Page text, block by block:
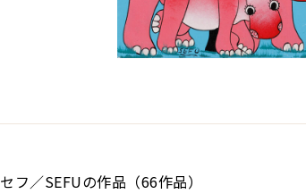
セフ／SEFUの作品（66作品）